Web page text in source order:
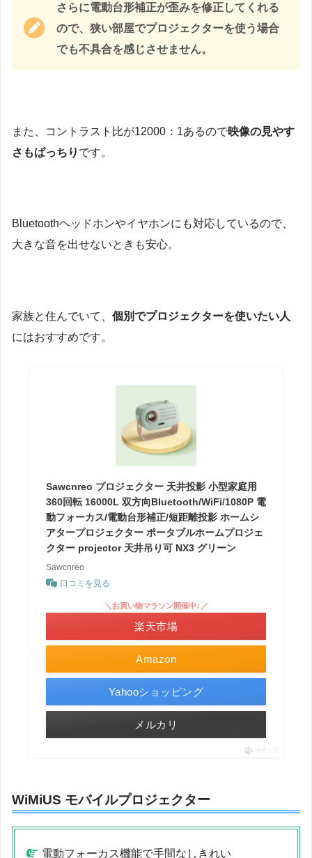
さらに電動台形補正が歪みを修正してくれる
ので、狭い部屋でプロジェクターを使う場合
でも不具合を感じさせません。
また、コントラスト比が12000：1あるので映像の見やす
さもばっちり です。
Bluetoothヘッドホンやイヤホンにも対応しているので、
大きな音を出せないときも安心。
家族と住んでいて、 個別でプロジェクターを使いたい人
にはおすすめです。
Sawcnreo プロジェクター 天井投影 小型家庭用
360回転 16000L 双方向Bluetooth/WiFi/1080P 電
動フォーカス/電動台形補正/短距離投影 ホームシ
アタープロジェクター ポータブルホームプロジェ
クター projector 天井吊り可 NX3 グリーン
Sawcnreo
口コミを見る
Amazon
＼お買い物マラソン開催中♪／
楽天市場
Yahooショッピング
メルカリ
ポチップ
WiMiUS モバイルプロジェクター
電動フォーカス機能で手間なしきれい